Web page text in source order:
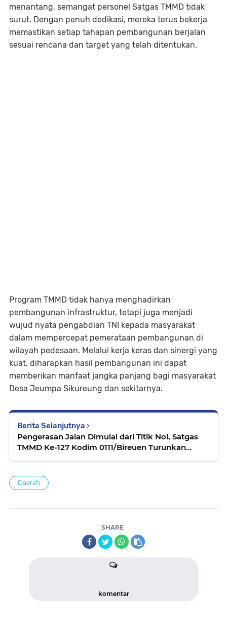
menantang, semangat personel Satgas TMMD tidak
surut. Dengan penuh dedikasi, mereka terus bekerja
memastikan setiap tahapan pembangunan berjalan
sesuai rencana dan target yang telah ditentukan.
Program TMMD tidak hanya menghadirkan
pembangunan infrastruktur, tetapi juga menjadi
wujud nyata pengabdian TNI kepada masyarakat
dalam mempercepat pemerataan pembangunan di
wilayah pedesaan. Melalui kerja keras dan sinergi yang
kuat, diharapkan hasil pembangunan ini dapat
memberikan manfaat jangka panjang bagi masyarakat
Desa Jeumpa Sikureung dan sekitarnya.
Berita Selanjutnya
Pengerasan Jalan Dimulai dari Titik Nol, Satgas
TMMD Ke-127 Kodim 0111/Bireuen Turunkan
Daerah
SHARE
komentar